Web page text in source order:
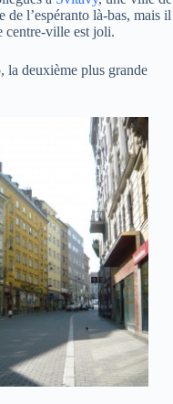
de l’espéranto là-bas, mais il
centre-ville est joli.
la deuxième plus grande